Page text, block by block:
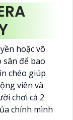
hoặc võ
sân để bao
chéo giúp
viên và
chơi cả 2
chính mình